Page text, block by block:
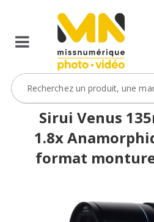
le
ObjectifFiltre5
VOIR L'OFFRE
Sirui Venus
1.8x
format